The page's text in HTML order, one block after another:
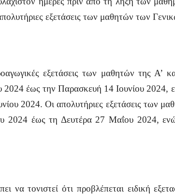
εξετάσεις των μαθητών των
εξετάσεις των μαθητών της
έως την Παρασκευή 14 Ιουνίου 2024,
2024. Οι απολυτήριες εξετάσεις των
2024 έως τη Δευτέρα 27 Μαΐου 2024,
να τονιστεί ότι προβλέπεται ειδική